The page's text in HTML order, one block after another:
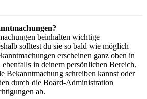
beinhalten wichtige
solltest du sie so bald wie möglich
erscheinen ganz oben in
in deinem persönlichen Bereich.
Bekanntmachung schreiben kannst oder
durch die Board-Administration
ab.